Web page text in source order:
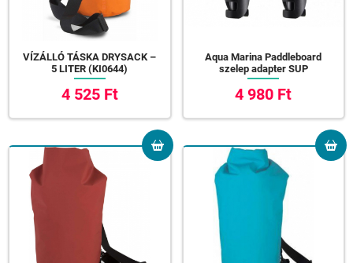
VÍZÁLLÓ TÁSKA DRYSACK –
5 LITER (KI0644)
4 525 Ft
Aqua Marina Paddleboard
szelep adapter SUP
4 980 Ft